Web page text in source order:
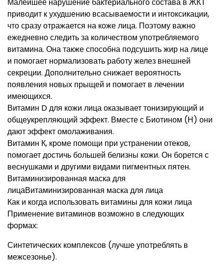
приводит к ухудшению всасываемости и интоксикации,
что сразу отражается на коже лица. Поэтому важно
ежедневно следить за количеством употребляемого
витамина. Она также способна подсушить жир на лице
и помогает нормализовать работу желез внешней
секреции. Дополнительно снижает вероятность
появления новых прыщей и помогает в лечении
имеющихся.
Витамин D для кожи лица оказывает тонизирующий и
общеукрепляющий эффект. Вместе с Биотином (Н) они
дают эффект омолаживания.
Витамин К, кроме помощи при устранении отеков,
помогает достичь большей белизны кожи. Он борется с
веснушками и другими видами пигментных пятен.
Витаминизированная маска для
лицаВитаминизированная маска для лица
Как и когда использовать витамины для кожи лица
Применение витаминов возможно в следующих
формах:
Синтетических комплексов (лучше употреблять в
межсезонье).